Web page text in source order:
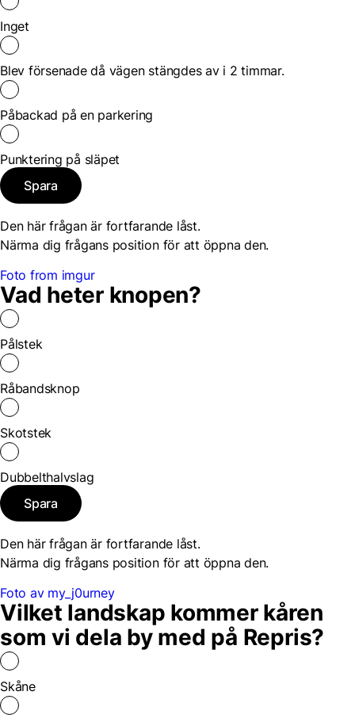
Inget
Blev försenade då vägen stängdes av i 2 timmar.
Påbackad på en parkering
Punktering på släpet
Spara
Den här frågan är fortfarande låst.
Närma dig frågans position för att öppna den.
Foto from imgur
Vad heter knopen?
Pålstek
Råbandsknop
Skotstek
Dubbelthalvslag
Spara
Den här frågan är fortfarande låst.
Närma dig frågans position för att öppna den.
Foto av my_j0urney
Vilket landskap kommer kåren
som vi dela by med på Repris?
Skåne